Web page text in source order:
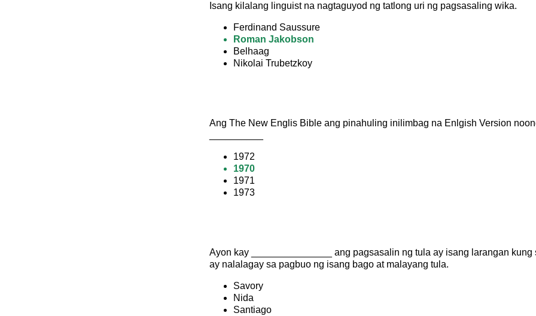
Isang kilalang linguist na nagtaguyod ng tatlong uri ng pagsasaling wika.
Ferdinand Saussure
Roman Jakobson
Belhaag
Nikolai Trubetzkoy
Ang The New Englis Bible ang pinahuling inilimbag na Enlgish Version
1972
1970
1971
1973
Ayon kay _______________ ang pagsasalin ng tula ay isang larangan
ay nalalagay sa pagbuo ng isang bago at malayang tula.
Savory
Nida
Santiago